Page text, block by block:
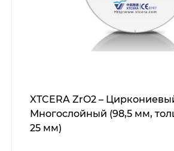
XTCERA ZrO2 –
Многослойный (98,5 мм,
25 мм)